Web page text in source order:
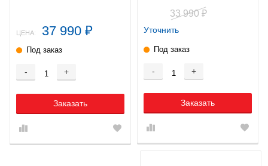
ЦЕНА: 37 990 ₽
Под заказ
- +
Заказать
33 990 ₽
Уточнить
Под заказ
- +
Заказать